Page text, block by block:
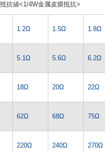
抗値<1/4W金属皮膜抵抗>
1.2Ω 1.5Ω 1.8Ω
5.1Ω 5.6Ω 6.2Ω
18Ω 20Ω 22Ω
62Ω 68Ω 75Ω
220Ω 240Ω 270Ω